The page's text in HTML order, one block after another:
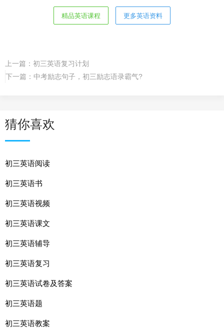
精品英语课程 更多英语资料
上一篇： 初三英语复习计划
下一篇： 中考励志句子，初三励志语录霸气?
猜你喜欢
初三英语阅读
初三英语书
初三英语视频
初三英语课文
初三英语辅导
初三英语复习
初三英语试卷及答案
初三英语题
初三英语教案